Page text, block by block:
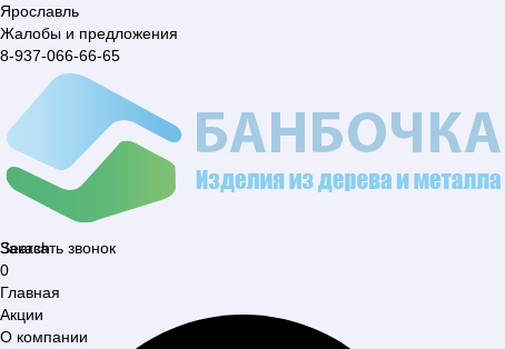
Ярославль
Жалобы и предложения
8-937-066-66-65
Search
Заказать звонок
0
Главная
Акции
О компании